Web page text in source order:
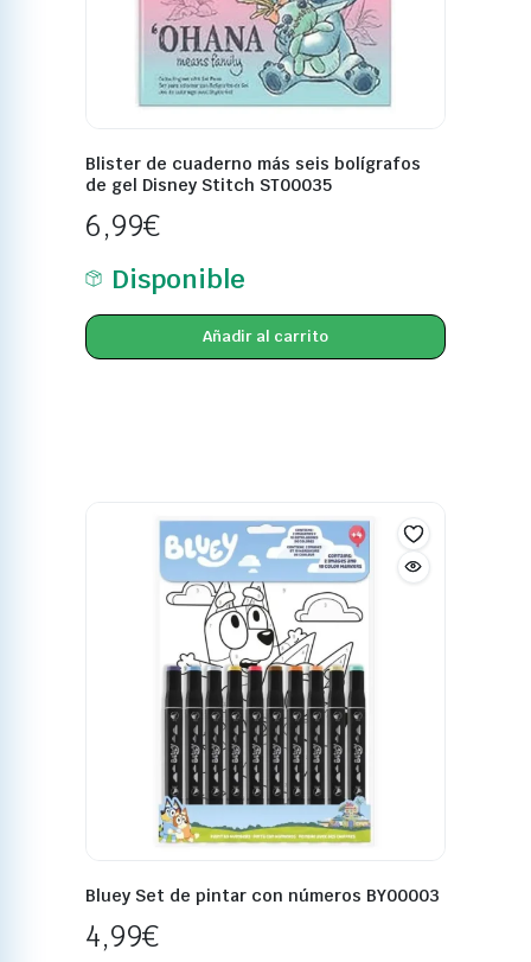
Blister de cuaderno más seis bolígrafos
de gel Disney Stitch ST00035
6,99€
Disponible
Añadir al carrito
Bluey Set de pintar con números BY00003
4,99€